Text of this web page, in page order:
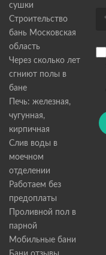
сушки
Строительство
бань Московская
область
Через сколько лет
сгниют полы в
бане
Печь: железная,
чугунная,
кирпичная
Слив воды в
моечном
отделении
Работаем без
предоплаты
Проливной пол в
парной
Мобильные бани